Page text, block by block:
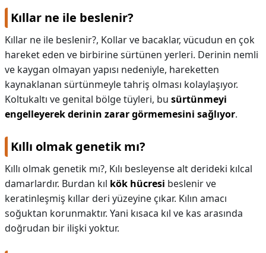
Kıllar ne ile beslenir?
Kıllar ne ile beslenir?, Kollar ve bacaklar, vücudun en çok
hareket eden ve birbirine sürtünen yerleri. Derinin nemli
ve kaygan olmayan yapısı nedeniyle, hareketten
kaynaklanan sürtünmeyle tahriş olması kolaylaşıyor.
Koltukaltı ve genital bölge tüyleri, bu sürtünmeyi
engelleyerek derinin zarar görmemesini sağlıyor.
Kıllı olmak genetik mı?
Kıllı olmak genetik mı?, Kılı besleyense alt derideki kılcal
damarlardır. Burdan kıl kök hücresi beslenir ve
keratinleşmiş kıllar deri yüzeyine çıkar. Kılın amacı
soğuktan korunmaktır. Yani kısaca kıl ve kas arasında
doğrudan bir ilişki yoktur.